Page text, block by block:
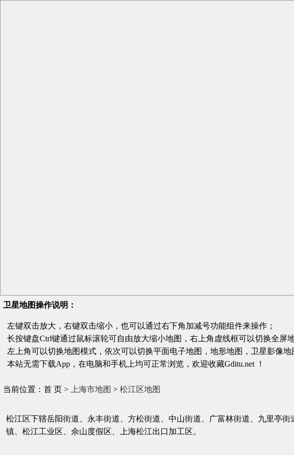
卫星地图操作说明：
左键双击放大，右键双击缩小，也可以通过右下角加减号功能组件来操作；
长按键盘Ctrl键通过鼠标滚轮可自由放大缩小地图，右上角虚线框可以切换全屏地
左上角可以切换地图模式，依次可以切换平面电子地图，地形地图，卫星影像地
本站无需下载App，在电脑和手机上均可正常浏览，欢迎收藏Gditu.net ！
当前位置：首 页 > 上海市地图 > 松江区地图
松江区下辖岳阳街道、永丰街道、方松街道、中山街道、广富林街道、九里亭
镇、松江工业区、佘山度假区、上海松江出口加工区。